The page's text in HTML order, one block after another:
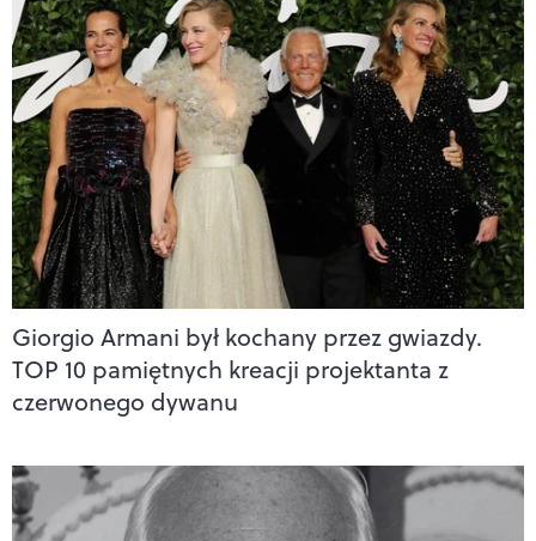
Giorgio Armani był kochany przez gwiazdy.
TOP 10 pamiętnych kreacji projektanta z
czerwonego dywanu